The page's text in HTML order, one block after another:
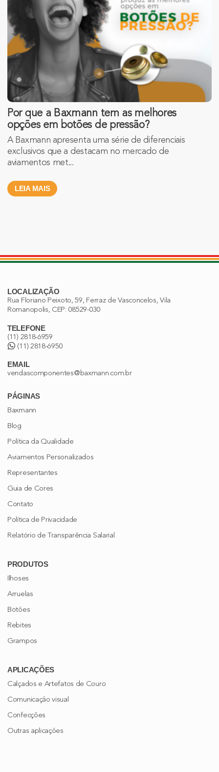
Por que a Baxmann tem as melhores
opções em botões de pressão?
A Baxmann apresenta uma série de diferenciais
exclusivos que a destacam no mercado de
aviamentos met...
LEIA MAIS
LOCALIZAÇÃO
Rua Floriano Peixoto, 59, Ferraz de Vasconcelos, Vila
Romanopolis, CEP: 08529-030
TELEFONE
(11) 2818-6959
(11) 2818-6950
EMAIL
vendascomponentes@baxmann.com.br
PÁGINAS
Baxmann
Blog
Política da Qualidade
Aviamentos Personalizados
Representantes
Guia de Cores
Contato
Política de Privacidade
Relatório de Transparência Salarial
PRODUTOS
Ilhoses
Arruelas
Botões
Rebites
Grampos
APLICAÇÕES
Calçados e Artefatos de Couro
Comunicação visual
Confecções
Outras aplicações